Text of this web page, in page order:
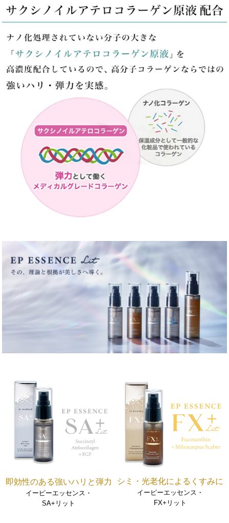
即効性のある強いハリと弾力
イーピーエッセンス・
SA+リット
シミ・光老化によるくすみに
イーピーエッセンス・
FX+リット